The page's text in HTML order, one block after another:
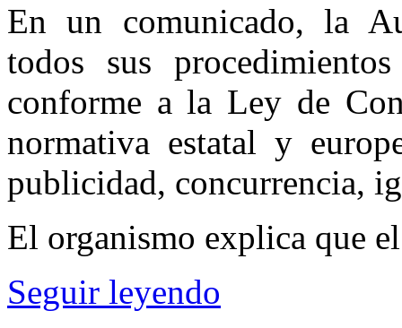
En un comunicado, la
todos sus
conforme a la Ley de
normativa estatal y
publicidad, concurrencia,
El organismo explica que
Seguir leyendo